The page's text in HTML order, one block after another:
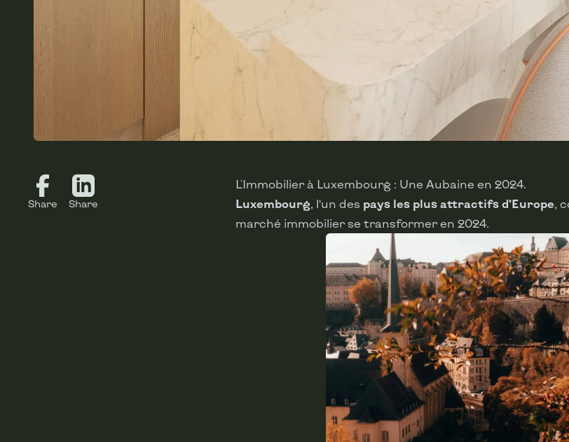
Share Share
L'Immobilier à Luxembourg : Une Aubaine en 2024.
Luxembourg, l’un des pays les plus attractifs d’Europe,
marché immobilier se transformer en 2024.